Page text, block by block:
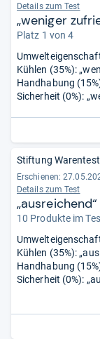
Details zum Test
„weniger
Platz 1 von 4
Kühlen (35%):
Handhabung
Sicherheit (0%):
Stiftung Warentest
Erschienen:
Details zum Test
10 Produkte im
Kühlen (35%):
Handhabung
Sicherheit (0%):